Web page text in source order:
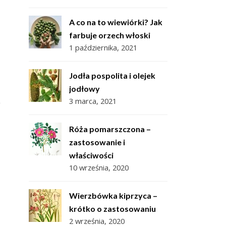
A co na to wiewiórki? Jak
farbuje orzech włoski
1 października, 2021
Jodła pospolita i olejek
jodłowy
3 marca, 2021
Róża pomarszczona –
zastosowanie i
właściwości
10 września, 2020
Wierzbówka kiprzyca –
krótko o zastosowaniu
2 września, 2020